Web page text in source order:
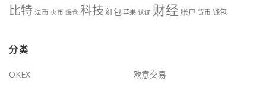
比特法币 火币 爆仓 科技 红包 苹果 认证 财经 账户 货币 钱包
分类
OKEX 欧意交易